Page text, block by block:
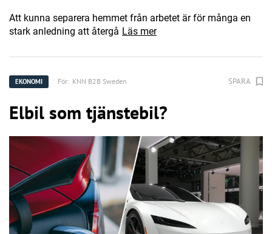
Att kunna separera hemmet från arbetet är för många en
stark anledning att återgå Läs mer
EKONOMI För: KNN B2B Sweden SPARA
Elbil som tjänstebil?